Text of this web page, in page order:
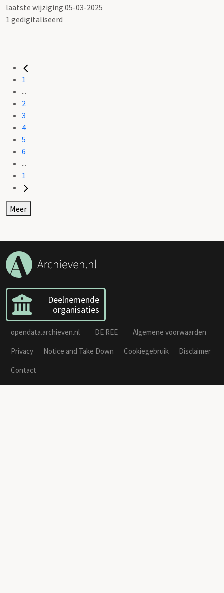
laatste wijziging 05-03-2025
1 gedigitaliseerd
1
...
2
3
4
5
6
...
1
Meer
Deelnemende
organisaties
opendata.archieven.nl DE REE
Algemene voorwaarden
Privacy
Notice and Take Down Cookiegebruik
Disclaimer
Contact